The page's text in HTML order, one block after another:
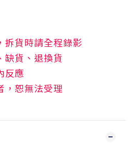
拆貨時請全程錄影
缺貨、退換貨
反應
，恕無法受理